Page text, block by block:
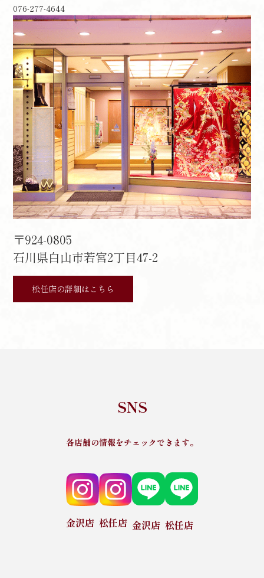
076-277-4644
〒924-0805
石川県白山市若宮2丁目47-2
松任店の詳細はこちら
SNS
各店舗の情報をチェックできます。
金沢店 松任店 金沢店 松任店